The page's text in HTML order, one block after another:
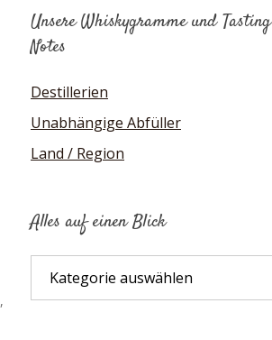
,
Unsere Whiskygramme und Tasting
Notes
Destillerien
Unabhängige Abfüller
Land / Region
Alles auf einen Blick
auf